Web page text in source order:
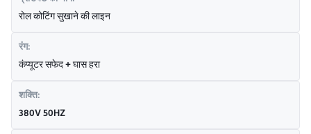
रोल कोटिंग सुखाने की लाइन
रंग:
कंप्यूटर सफेद + घास हरा
शक्ति:
380V 50HZ